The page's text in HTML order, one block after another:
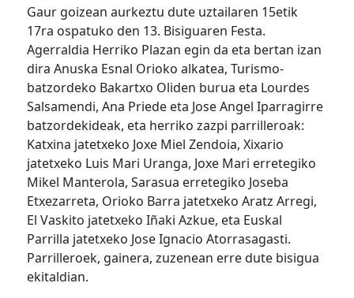
Gaur goizean aurkeztu dute uztailaren 15etik
17ra ospatuko den 13. Bisiguaren Festa.
Agerraldia Herriko Plazan egin da eta bertan izan
dira Anuska Esnal Orioko alkatea, Turismo-
batzordeko Bakartxo Oliden burua eta Lourdes
Salsamendi, Ana Priede eta Jose Angel Iparragirre
batzordekideak, eta herriko zazpi parrilleroak:
Katxina jatetxeko Joxe Miel Zendoia, Xixario
jatetxeko Luis Mari Uranga, Joxe Mari erretegiko
Mikel Manterola, Sarasua erretegiko Joseba
Etxezarreta, Orioko Barra jatetxeko Aratz Arregi,
El Vaskito jatetxeko Iñaki Azkue, eta Euskal
Parrilla jatetxeko Jose Ignacio Atorrasagasti.
Parrilleroek, gainera, zuzenean erre dute bisigua
ekitaldian.